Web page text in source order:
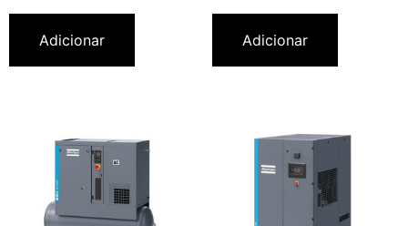
Adicionar Adicionar